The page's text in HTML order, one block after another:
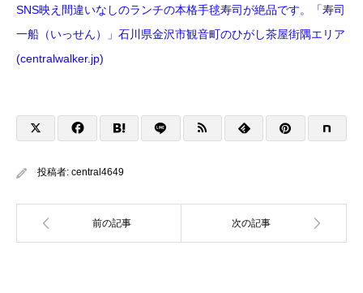
SNS映え間違いなしのランチの本格手毬寿司が絶品です。「寿司
一船（いっせん）」石川県金沢市観音町のひがし茶屋街隅エリア
(centralwalker.jp)
投稿者: central4649